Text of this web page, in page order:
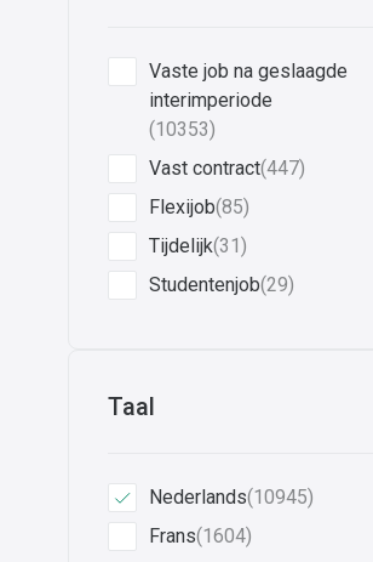
Vaste job na geslaagde
interimperiode
(10353)
Vast contract(447)
Flexijob(85)
Tijdelijk(31)
Studentenjob(29)
Taal
Nederlands(10945)
Frans(1604)